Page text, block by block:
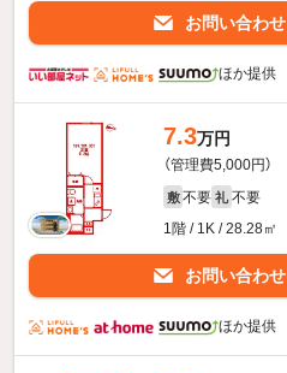
お問い合わせ
ほか提供
7.3万円
（管理費5,000円）
敷 不要 礼 不要
1階 / 1K / 28.28㎡
お問い合わせ
ほか提供